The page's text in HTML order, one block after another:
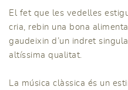
El fet que les vedelles
cria, rebin una bona
gaudeixin d’un indret
altíssima qualitat.
La música clàssica és un